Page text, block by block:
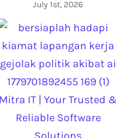
July 1st, 2026